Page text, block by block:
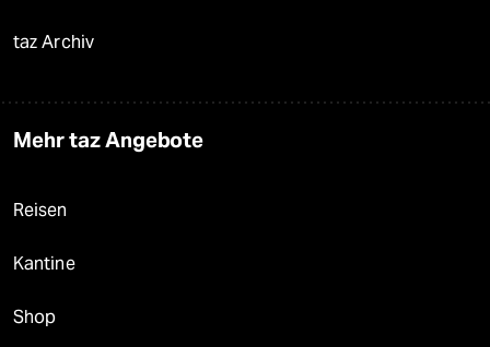
taz Archiv
Mehr taz Angebote
Reisen
Kantine
Shop